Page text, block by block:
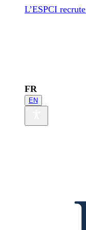
L’ESPCI recrute
FR
EN